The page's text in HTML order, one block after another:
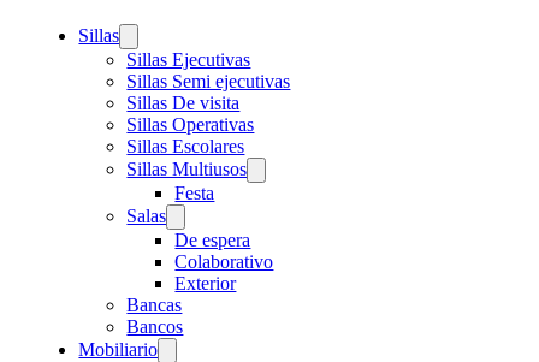
Sillas
Sillas Ejecutivas
Sillas Semi ejecutivas
Sillas De visita
Sillas Operativas
Sillas Escolares
Sillas Multiusos
Festa
Salas
De espera
Colaborativo
Exterior
Bancas
Bancos
Mobiliario